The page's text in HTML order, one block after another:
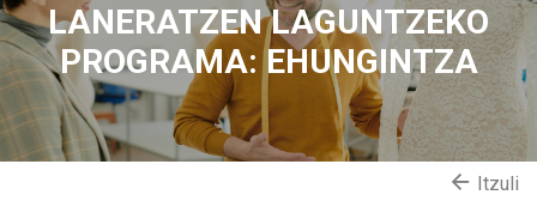
LANERATZEN LAGUNTZEKO
PROGRAMA: EHUNGINTZA
Itzuli